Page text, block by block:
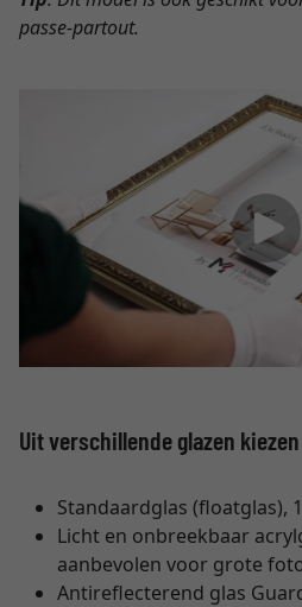
passe-partout.
Uit verschillende glazen kiezen
Standaardglas (floatglas),
Licht en onbreekbaar
aanbevolen voor grote
Antireflecterend glas